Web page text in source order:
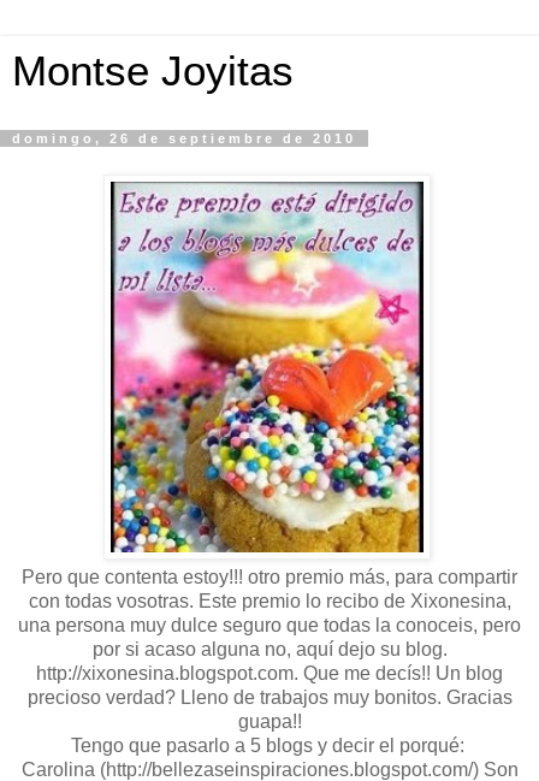
Montse Joyitas
domingo, 26 de septiembre de 2010
Pero que contenta estoy!!! otro premio más, para compartir
con todas vosotras. Este premio lo recibo de Xixonesina,
una persona muy dulce seguro que todas la conoceis, pero
por si acaso alguna no, aquí dejo su blog.
http://xixonesina.blogspot.com. Que me decís!! Un blog
precioso verdad? Lleno de trabajos muy bonitos. Gracias
guapa!!
Tengo que pasarlo a 5 blogs y decir el porqué:
Carolina (http://bellezaseinspiraciones.blogspot.com/) Son